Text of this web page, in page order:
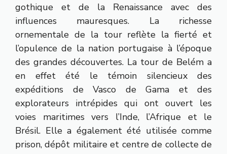
gothique et de la Renaissance avec des
influences mauresques. La richesse
ornementale de la tour reflète la fierté et
l’opulence de la nation portugaise à l’époque
des grandes découvertes. La tour de Belém a
en effet été le témoin silencieux des
expéditions de Vasco de Gama et des
explorateurs intrépides qui ont ouvert les
voies maritimes vers l’Inde, l’Afrique et le
Brésil. Elle a également été utilisée comme
prison, dépôt militaire et centre de collecte de